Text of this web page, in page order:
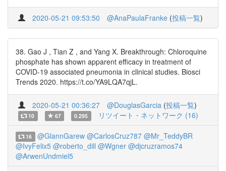
2020-05-21 09:53:50 @AnaPaulaFranke (投稿一覧)
38. Gao J , Tian Z , and Yang X. Breakthrough: Chloroquine
phosphate has shown apparent efficacy in treatment of
COVID-19 associated pneumonia in clinical studies. Biosci
Trends 2020. https://t.co/YA9LQA7qjL.
2020-05-21 00:36:27 @DouglasGarcia (投稿一覧)
10 67 0.295 リツイート・ネットワーク (16)
16 @GlannGarew @CarlosCruz787 @Mr_TeddyBR
@IvyFelix5 @roberto_dill @Wgner @djcruzramos74
@ArwenUndmiel5